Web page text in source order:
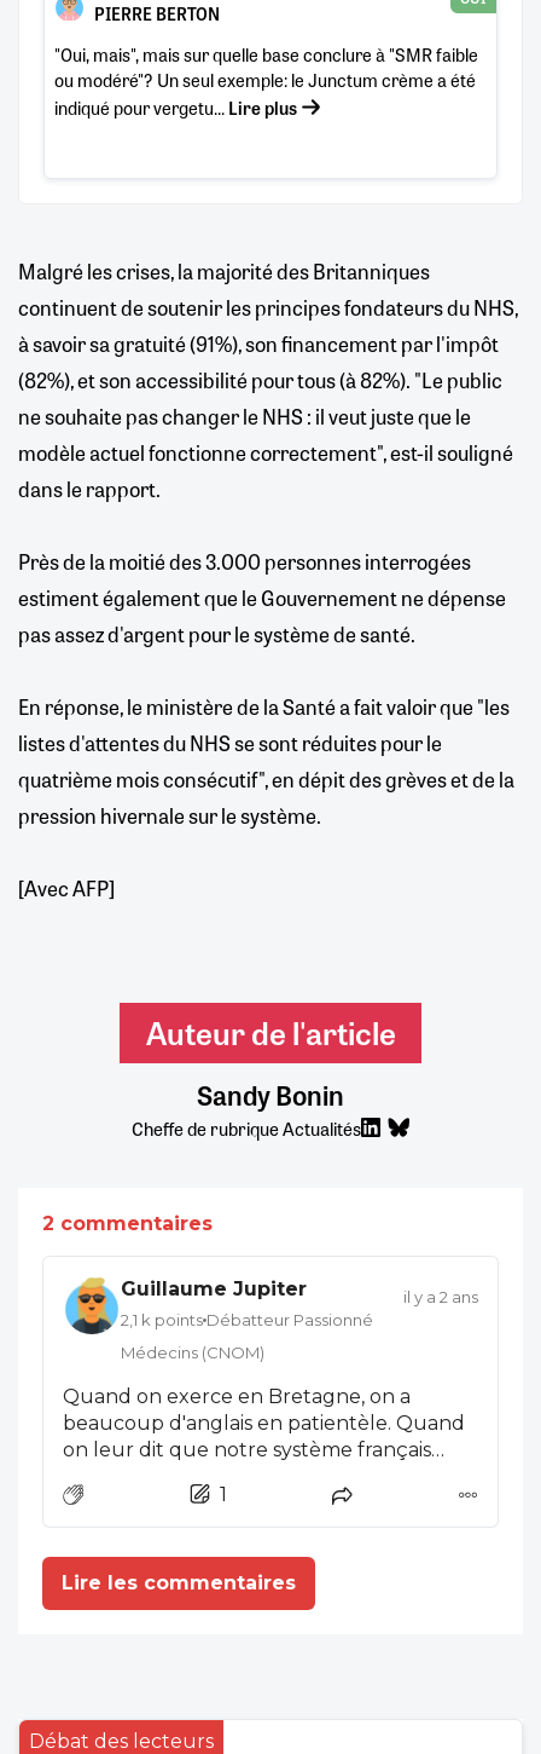
PIERRE BERTON
"Oui, mais", mais sur quelle base conclure à "SMR faible
ou modéré"? Un seul exemple: le Junctum crème a été
indiqué pour vergetu...Lire plus
Malgré les crises, la majorité des Britanniques
continuent de soutenir les principes fondateurs du NHS,
à savoir sa gratuité (91%), son financement par l'impôt
(82%), et son accessibilité pour tous (à 82%). "Le public
ne souhaite pas changer le NHS : il veut juste que le
modèle actuel fonctionne correctement", est-il souligné
dans le rapport.
Près de la moitié des 3.000 personnes interrogées
estiment également que le Gouvernement ne dépense
pas assez d'argent pour le système de santé.
En réponse, le ministère de la Santé a fait valoir que "les
listes d'attentes du NHS se sont réduites pour le
quatrième mois consécutif", en dépit des grèves et de la
pression hivernale sur le système.
[Avec AFP]
Auteur de l'article
Sandy Bonin
Cheffe de rubrique Actualités
2 commentaires
Guillaume Jupiter
2,1 k points Débatteur Passionné
Médecins (CNOM)
il y a 2 ans
Quand on exerce en Bretagne, on a
beaucoup d'anglais en patientèle. Quand
on leur dit que notre système français
n'arrivent pas à le croire, et disent "bonne
chance avec un système aussi pourri".
1
Lire les commentaires
Débat des lecteurs